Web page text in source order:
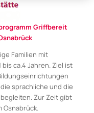
Griffbereit
Familien mit
ca.4 Jahren. Ziel ist
sprachliche und die
Zur Zeit gibt